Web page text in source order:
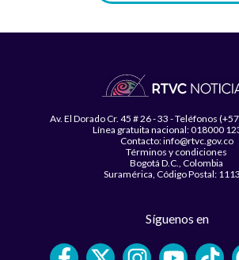
Av. El Dorado Cr. 45 # 26 - 33 - Teléfonos
Línea gratuita nacional: 018000
Contacto: info@rtvc.gov.co
Términos y condiciones
Bogotá D.C., Colombia
Suramérica, Código Postal:
Síguenos en